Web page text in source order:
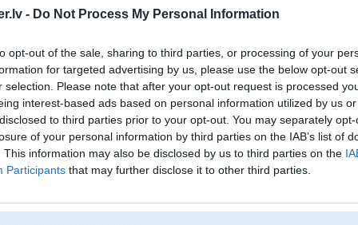
- Do Not Process My Personal Information
opt-out of the sale, sharing to third parties, or processing of your
for targeted advertising by us, please use the below opt-out
selection. Please note that after your opt-out request is processed
interest-based ads based on personal information utilized by us
to third parties prior to your opt-out. You may separately
of your personal information by third parties on the IAB’s list of
This information may also be disclosed by us to third parties on the
Participants that may further disclose it to other third parties.
Forums Galerijas Reģistrācija Lietotāji
Lietotāja ziema profils
Pēdējo reizi manīts: 17. Sep 2023, 00:39
Lietotājvārds:
ziema
Pilsēta:
Limbaži
Braucu ar:
golf,voyager,passerati
Nodarbošanās:
mainu viskautkam stiklus :)
Ziņojumi forumā:
1987